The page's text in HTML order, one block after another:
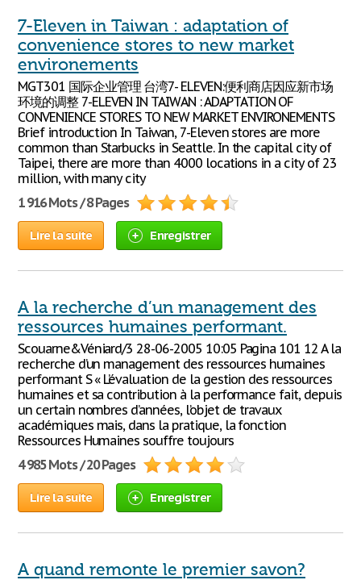
7-Eleven in Taiwan : adaptation of
convenience stores to new market
environements
MGT301 国际企业管理 台湾7- ELEVEN:便利商店因应新市场
环境的调整 7-ELEVEN IN TAIWAN : ADAPTATION OF
CONVENIENCE STORES TO NEW MARKET ENVIRONEMENTS
Brief introduction In Taiwan, 7-Eleven stores are more
common than Starbucks in Seattle. In the capital city of
Taipei, there are more than 4000 locations in a city of 23
million, with many city
1 916 Mots / 8 Pages
Lire la suite Enregistrer
A la recherche d’un management des
ressources humaines performant.
Scouarne&Véniard/3 28-06-2005 10:05 Pagina 101 12 A la
recherche d’un management des ressources humaines
performant S « L’évaluation de la gestion des ressources
humaines et sa contribution à la performance fait, depuis
un certain nombres d’années, l’objet de travaux
académiques mais, dans la pratique, la fonction
Ressources Humaines souffre toujours
4 985 Mots / 20 Pages
Lire la suite Enregistrer
A quand remonte le premier savon?